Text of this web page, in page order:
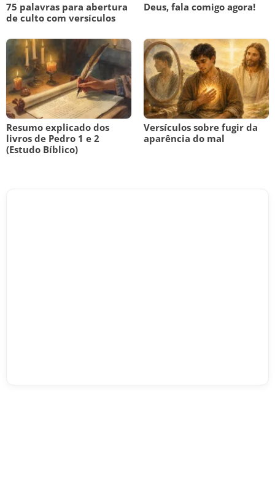
75 palavras para abertura
de culto com versículos
Deus, fala comigo agora!
Resumo explicado dos
livros de Pedro 1 e 2
(Estudo Bíblico)
Versículos sobre fugir da
aparência do mal